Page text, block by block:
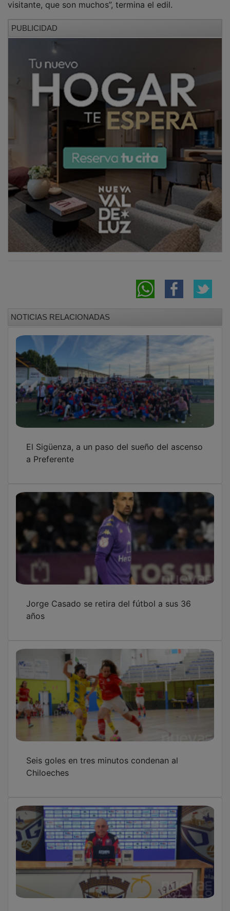
NOTICIAS RELACIONADAS
El Sigüenza, a un paso del sueño del ascenso
a Preferente
Jorge Casado se retira del fútbol a sus 36
años
Seis goles en tres minutos condenan al
Chiloeches
Tras ganar los cuartos, el Dépor afronta la
“semifinal del Mundial” en Lezama
Apadrina un Árbol, con el apoyo de Ibercaja,
establecerá un gran corredor ecológico en
torno al Barranco de los Artesones